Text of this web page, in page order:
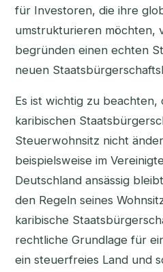
für Investoren, die ihre
umstrukturieren möchten,
begründen einen echten
neuen
Es ist wichtig zu
karibischen
Steuerwohnsitz nicht
beispielsweise im
Deutschland ansässig
den Regeln seines
karibische
rechtliche Grundlage für
ein steuerfreies Land und